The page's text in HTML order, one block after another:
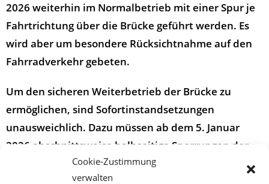
Cookie-Zustimmung
verwalten
2026 weiterhin im Normalbetrieb mit einer Spur je
Fahrtrichtung über die Brücke geführt werden. Es
wird aber um besondere Rücksichtnahme auf den
Fahrradverkehr gebeten.
Um den sicheren Weiterbetrieb der Brücke zu
ermöglichen, sind Sofortinstandsetzungen
unausweichlich. Dazu müssen ab dem 5. Januar
2026 abschnittsweise halbseitige Sperrungen der
Brücke eingerichtet werden.